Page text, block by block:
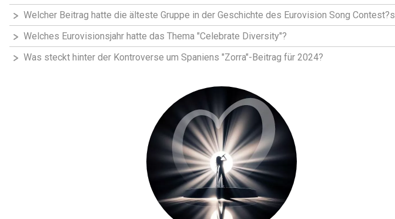
Welcher Beitrag hatte die älteste Gruppe in der Geschichte des Eurovision Song Contest?s
Welches Eurovisionsjahr hatte das Thema "Celebrate Diversity"?
Was steckt hinter der Kontroverse um Spaniens "Zorra"-Beitrag für 2024?